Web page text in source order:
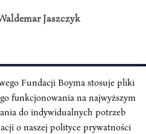
Jaszczyk
/ Asian Century
Freta 11/5, 00-027 Warszawa
społecznościowych:
Fundacji Boyma stosuje pliki
funkcjonowania na najwyższym
do indywidualnych potrzeb
o naszej polityce prywatności